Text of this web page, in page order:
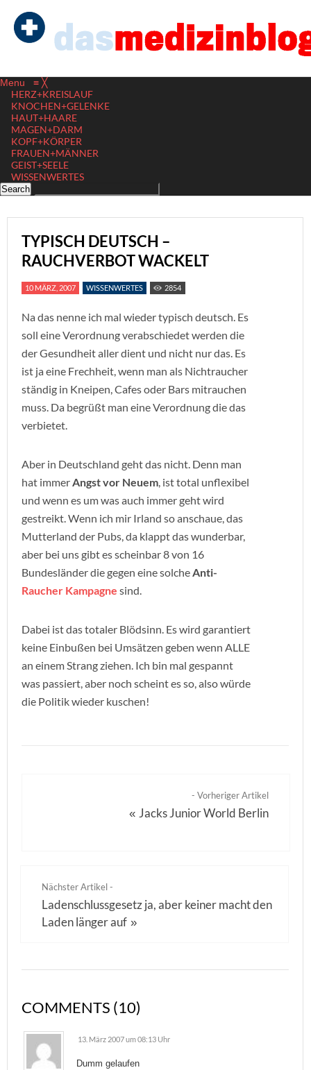
Menu ≡ ╳
HERZ+KREISLAUF
KNOCHEN+GELENKE
HAUT+HAARE
MAGEN+DARM
KOPF+KÖRPER
FRAUEN+MÄNNER
GEIST+SEELE
WISSENWERTES
TYPISCH DEUTSCH –
RAUCHVERBOT WACKELT
10 MÄRZ, 2007 WISSENWERTES 2854
Na das nenne ich mal wieder typisch deutsch. Es
soll eine Verordnung verabschiedet werden die
der Gesundheit aller dient und nicht nur das. Es
ist ja eine Frechheit, wenn man als Nichtraucher
ständig in Kneipen, Cafes oder Bars mitrauchen
muss. Da begrüßt man eine Verordnung die das
verbietet.
Aber in Deutschland geht das nicht. Denn man
hat immerAngst vor Neuem, ist total unflexibel
und wenn es um was auch immer geht wird
gestreikt. Wenn ich mir Irland so anschaue, das
Mutterland der Pubs, da klappt das wunderbar,
aber bei uns gibt es scheinbar 8 von 16
Bundesländer die gegen eine solcheAnti-
Raucher Kampagne sind.
Dabei ist das totaler Blödsinn. Es wird garantiert
keine Einbußen bei Umsätzen geben wenn ALLE
an einem Strang ziehen. Ich bin mal gespannt
was passiert, aber noch scheint es so, also würde
die Politik wieder kuschen!
- Vorheriger Artikel
«Jacks Junior World Berlin
Nächster Artikel -
Ladenschlussgesetz ja, aber keiner macht den
Laden länger auf »
COMMENTS (10)
13. März 2007 um 08:13 Uhr
Dumm gelaufen